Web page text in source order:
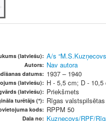
(latviešu): A/s
Autors: Nav autora
datums: 1937 – 1940
(latviešu): H - 5,5 cm; D -
(latviešu): Priekšmets
turētājs (*): Rīgas
kods: RPPM 50
Daļa no: Kuzņecovs/RPF/